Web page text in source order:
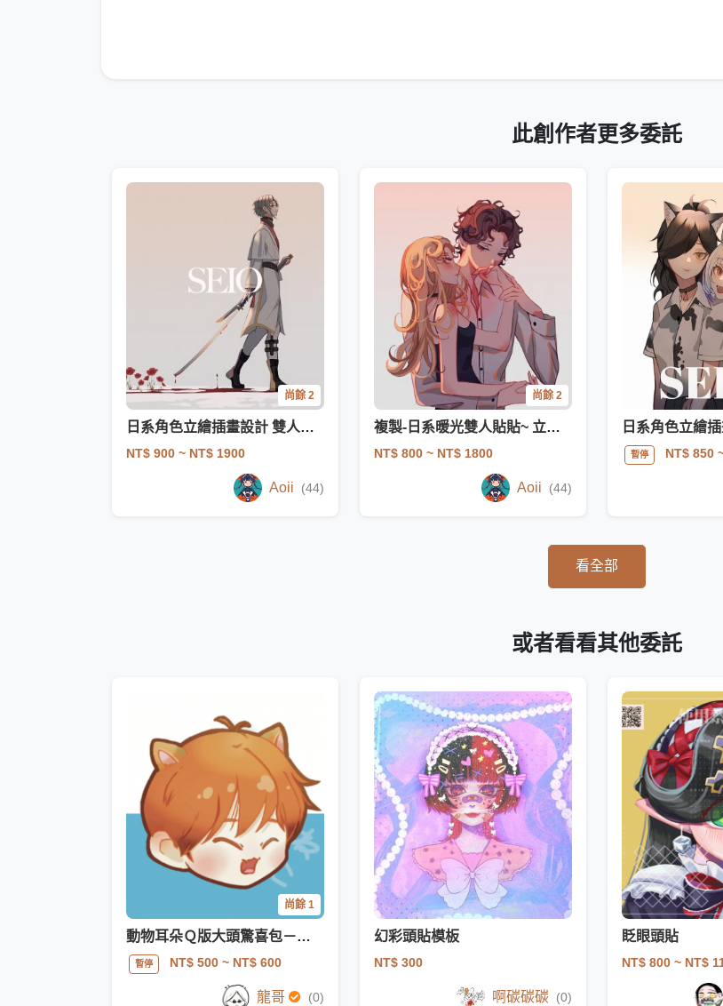
此創作者更多委託
尚餘 2
日系角色立繪插畫設計 雙人OC同人設定
NT$ 900 ~ NT$ 1900
Aoii (44)
尚餘 2
複製-日系暖光雙人貼貼~ 立繪 半身 角色設計等
NT$ 800 ~ NT$ 1800
Aoii (44)
暫停 NT$ 850
看全部
或者看看其他委託
尚餘 1
動物耳朵Ｑ版大頭驚喜包－只有頭
暫停 NT$ 500~ NT$ 600
龍哥 (0)
幻彩頭貼模板
NT$ 300
啊碳碳碳 (0)
眨眼頭貼
NT$ 800 ~ NT$